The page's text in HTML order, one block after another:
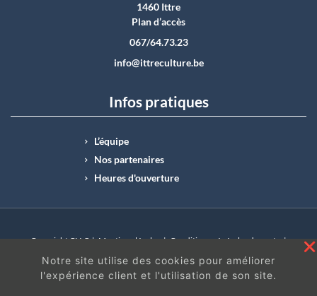
1460 Ittre
Plan d’accès
067/64.73.23
info@ittreculture.be
Infos pratiques
L’équipe
Nos partenaires
Heures d'ouverture
Copyright CLI © | Mentions légales | Conditions générales de vente |
N°Entreprise : BE0414.742.009 |
BE50 0012 6285 4518
Notre site utilise des cookies pour améliorer
l'expérience client et l'utilisation de son site.